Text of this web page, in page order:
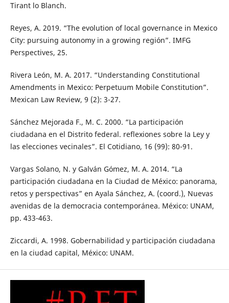
Tirant lo Blanch.
Reyes, A. 2019. “The evolution of local governance in Mexico
City: pursuing autonomy in a growing región”. IMFG
Perspectives, 25.
Rivera León, M. A. 2017. “Understanding Constitutional
Amendments in Mexico: Perpetuum Mobile Constitution”.
Mexican Law Review, 9 (2): 3-27.
Sánchez Mejorada F., M. C. 2000. “La participación
ciudadana en el Distrito federal. reflexiones sobre la Ley y
las elecciones vecinales”. El Cotidiano, 16 (99): 80-91.
Vargas Solano, N. y Galván Gómez, M. A. 2014. “La
participación ciudadana en la Ciudad de México: panorama,
retos y perspectivas” en Ayala Sánchez, A. (coord.), Nuevas
avenidas de la democracia contemporánea. México: UNAM,
pp. 433-463.
Ziccardi, A. 1998. Gobernabilidad y participación ciudadana
en la ciudad capital, México: UNAM.